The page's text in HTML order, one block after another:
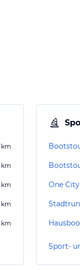
km
km
km
km
km
One
Sport-